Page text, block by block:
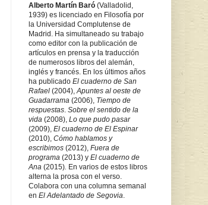
Alberto Martín Baró (Valladolid,
1939) es licenciado en Filosofía por
la Universidad Complutense de
Madrid. Ha simultaneado su trabajo
como editor con la publicación de
artículos en prensa y la traducción
de numerosos libros del alemán,
inglés y francés. En los últimos años
ha publicado El cuaderno de San
Rafael (2004), Apuntes al oeste de
Guadarrama (2006), Tiempo de
respuestas Sobre el sentido de la
vida (2008), Lo que pudo pasar
(2009), El cuaderno de El Espinar
(2010), Cómo hablamos y
escribimos (2012), Fuera de
programa (2013) y El cuaderno de
Ana (2015) En varios de estos libros
alterna la prosa con el verso.
Colabora con una columna semanal
en El Adelantado de Segovia